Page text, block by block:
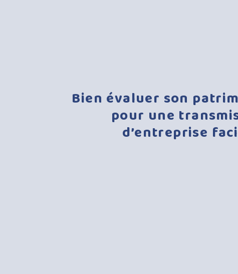
Bien évaluer son
pour une
d’entreprise